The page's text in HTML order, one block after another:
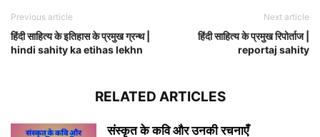
Previous article
हिंदी साहित्य के इतिहास के प्रमुख ग्रन्थ |
hindi sahity ka etihas lekhn
Next article
हिंदी साहित्य के प्रमुख रिपोर्ताज |
reportaj sahity
RELATED ARTICLES
संस्कृत के कवि और उनकी रचनाएँ